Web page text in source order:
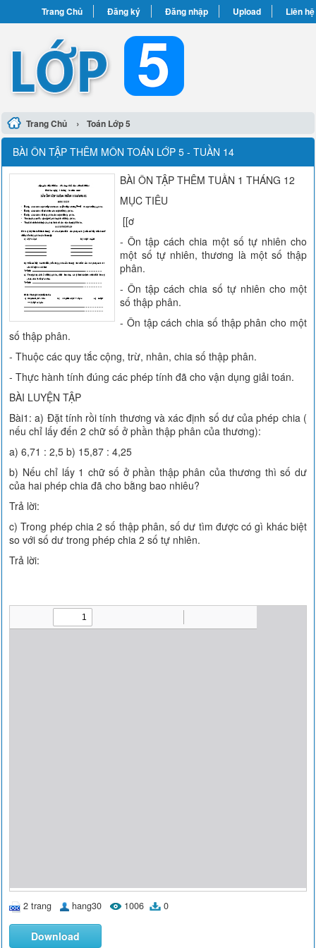
Trang Chủ Đăng ký Đăng nhập Upload Liên hệ
Trang Chủ › Toán Lớp 5
BÀI ÔN TẬP THÊM MÔN TOÁN LỚP 5 - TUẦN 14
BÀI ÔN TẬP THÊM TUẦN 1 THÁNG 12
MỤC TIÊU
[[ơ
- Ôn tập cách chia một số tự nhiên cho
một số tự nhiên, thương là một số thập
phân.
- Ôn tập cách chia số tự nhiên cho một
số thập phân.
- Ôn tập cách chia số thập phân cho một
số thập phân.
- Thuộc các quy tắc cộng, trừ, nhân, chia số thập phân.
- Thực hành tính đúng các phép tính đã cho vận dụng giải toán.
BÀI LUYỆN TẬP
Bài1: a) Đặt tính rồi tính thương và xác định số dư của phép chia (
nếu chỉ lấy đến 2 chữ số ở phần thập phân của thương):
a) 6,71 : 2,5 b) 15,87 : 4,25
b) Nếu chỉ lấy 1 chữ số ở phần thập phân của thương thì số dư
của hai phép chia đã cho bằng bao nhiêu?
Trả lời:
c) Trong phép chia 2 số thập phân, số dư tìm được có gì khác biệt
so với số dư trong phép chia 2 số tự nhiên.
Trả lời:
2 trang hang30 1006 0
Download